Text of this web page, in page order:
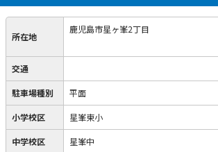
所在地
鹿児島市星ヶ峯2丁目
交通
駐車場種別 平面
小学校区 星峯東小
中学校区 星峯中